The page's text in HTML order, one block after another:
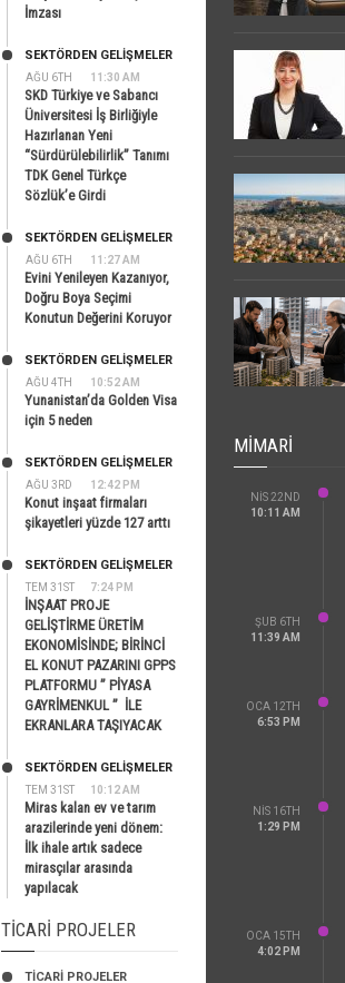
İmzası
AĞU 6TH 11:30 AM
SEKTÖRDEN GELIŞMELER
SKD Türkiye ve Sabancı
Üniversitesi İş Birliğiyle
Hazırlanan Yeni
“Sürdürülebilirlik” Tanımı
TDK Genel Türkçe
Sözlük’e Girdi
AĞU 6TH 11:27 AM
SEKTÖRDEN GELIŞMELER
Evini Yenileyen Kazanıyor,
Doğru Boya Seçimi
Konutun Değerini Koruyor
AĞU 4TH 10:52 AM
SEKTÖRDEN GELIŞMELER
Yunanistan’da Golden Visa
için 5 neden
AĞU 3RD 12:42 PM
SEKTÖRDEN GELIŞMELER
Konut inşaat firmaları
şikayetleri yüzde 127 arttı
TEM 31ST 7:24 PM
SEKTÖRDEN GELIŞMELER
İNŞAAT PROJE
GELİŞTİRME ÜRETİM
EKONOMİSİNDE; BİRİNCİ
EL KONUT PAZARINI GPPS
PLATFORMU ” PİYASA
GAYRİMENKUL ” İLE
EKRANLARA TAŞIYACAK
TEM 31ST 10:12 AM
SEKTÖRDEN GELIŞMELER
Miras kalan ev ve tarım
arazilerinde yeni dönem:
İlk ihale artık sadece
mirasçılar arasında
yapılacak
TICARI PROJELER
TİCARİ PROJELER
MIMARI
NIS 22ND
10:11 AM
ŞUB 6TH
11:39 AM
OCA 12TH
6:53 PM
NIS 16TH
1:29 PM
OCA 15TH
4:02 PM